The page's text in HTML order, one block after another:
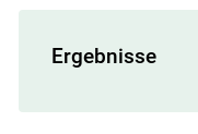
Ergebnisse